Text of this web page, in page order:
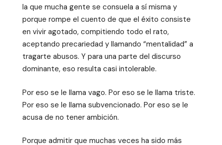
la que mucha gente se consuela a sí misma y
porque rompe el cuento de que el éxito consiste
en vivir agotado, compitiendo todo el rato,
aceptando precariedad y llamando “mentalidad” a
tragarte abusos. Y para una parte del discurso
dominante, eso resulta casi intolerable.
Por eso se le llama vago. Por eso se le llama triste.
Por eso se le llama subvencionado. Por eso se le
acusa de no tener ambición.
Porque admitir que muchas veces ha sido más